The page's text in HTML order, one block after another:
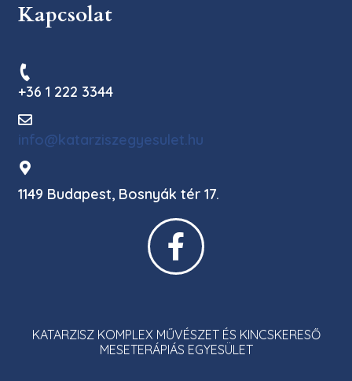
Kapcsolat
+36 1 222 3344
info@katarziszegyesulet.hu
1149 Budapest, Bosnyák tér 17.
KATARZISZ KOMPLEX MŰVÉSZET ÉS KINCSKERESŐ
MESETERÁPIÁS EGYESÜLET